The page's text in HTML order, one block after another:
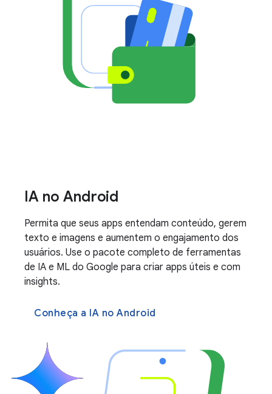
IA no Android
Permita que seus apps entendam conteúdo, gerem
texto e imagens e aumentem o engajamento dos
usuários. Use o pacote completo de ferramentas
de IA e ML do Google para criar apps úteis e com
insights.
Conheça a IA no Android